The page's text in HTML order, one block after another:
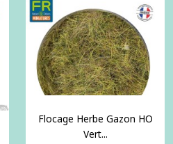
Flocage Herbe Gazon HO
Vert...